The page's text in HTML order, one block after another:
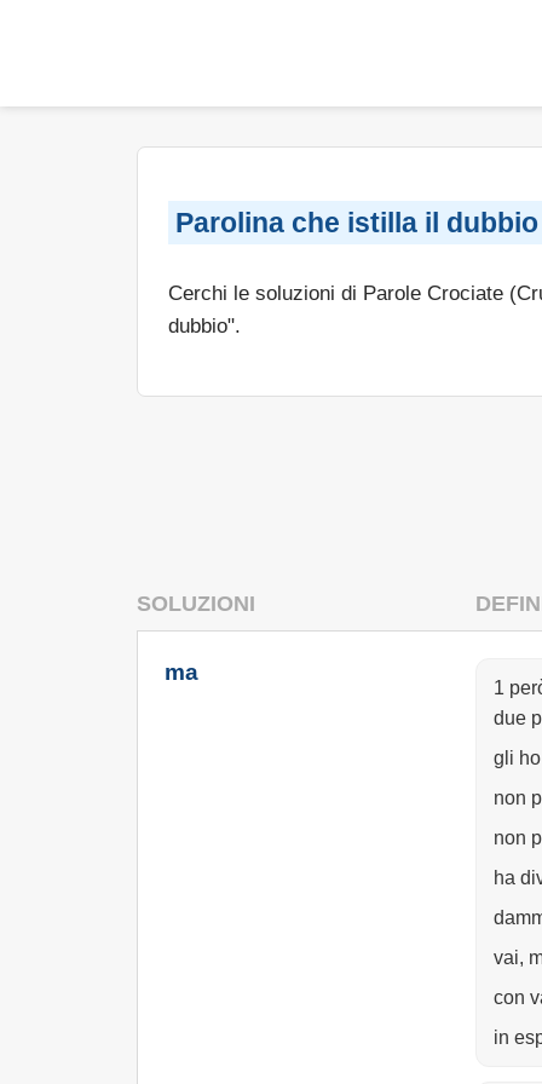
Parolina che istilla il dubbio
Cerchi le soluzioni di Parole Crociate
dubbio".
SOLUZIONI
ma
1
due
gli
non
non
ha
vai,
con
in